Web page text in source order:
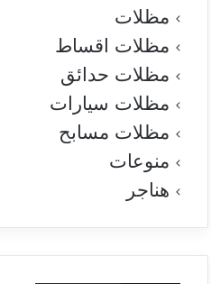
مظلات
مظلات اقساط
مظلات حدائق
مظلات سيارات
مظلات مسابح
منوعات
هناجر